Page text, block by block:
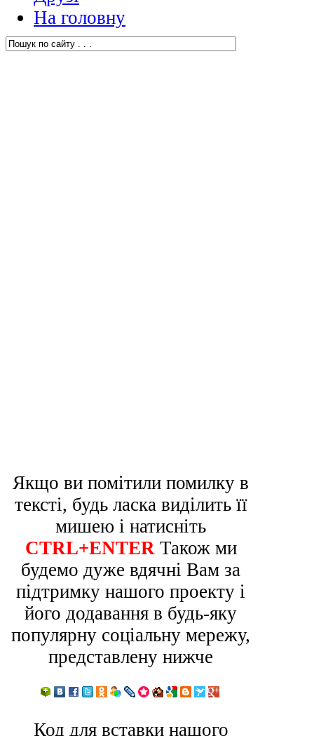
На головну
Якщо ви помітили помилку в
тексті, будь ласка виділить її
мишею і натисніть
CTRL+ENTER Також ми
будемо дуже вдячні Вам за
підтримку нашого проекту і
його додавання в будь-яку
популярну соціальну мережу,
представлену нижче
Код для вставки нашого